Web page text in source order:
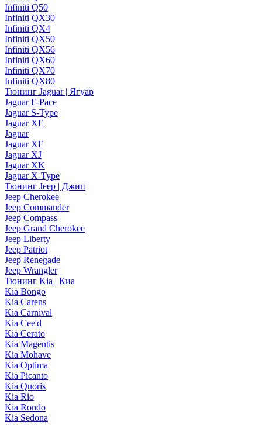
Infiniti Q50
Infiniti QX30
Infiniti QX4
Infiniti QX50
Infiniti QX56
Infiniti QX60
Infiniti QX70
Infiniti QX80
Тюнинг Jaguar | Ягуар
Jaguar F-Pace
Jaguar S-Type
Jaguar XE
Jaguar
Jaguar XF
Jaguar XJ
Jaguar XK
Jaguar X-Type
Тюнинг Jeep | Джип
Jeep Cherokee
Jeep Commander
Jeep Compass
Jeep Grand Cherokee
Jeep Liberty
Jeep Patriot
Jeep Renegade
Jeep Wrangler
Тюнинг Kia | Киа
Kia Bongo
Kia Carens
Kia Carnival
Kia Cee'd
Kia Cerato
Kia Magentis
Kia Mohave
Kia Optima
Kia Picanto
Kia Quoris
Kia Rio
Kia Rondo
Kia Sedona